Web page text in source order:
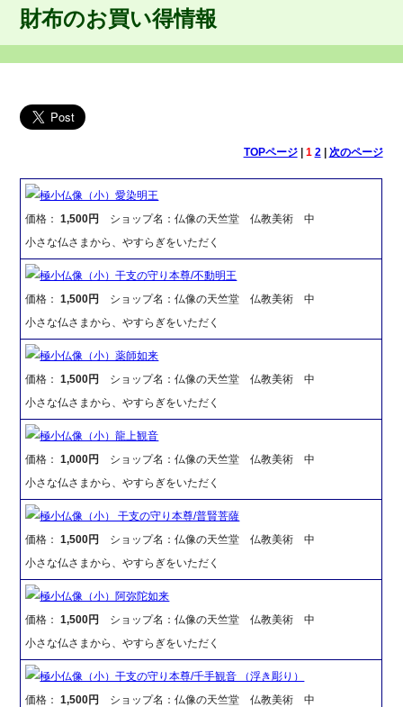
財布のお買い得情報
TOPページ| 1 2| 次のページ
極小仏像（小）愛染明王
価格：1,500円
ショップ名：仏像の天竺堂 仏教美術 中
小さな仏さまから、やすらぎをいただく
極小仏像（小）干支の守り本尊/不動明王
価格：1,500円
ショップ名：仏像の天竺堂 仏教美術 中
小さな仏さまから、やすらぎをいただく
極小仏像（小）薬師如来
価格：1,500円
ショップ名：仏像の天竺堂 仏教美術 中
小さな仏さまから、やすらぎをいただく
極小仏像（小）龍上観音
価格：1,000円
ショップ名：仏像の天竺堂 仏教美術 中
小さな仏さまから、やすらぎをいただく
極小仏像（小） 干支の守り本尊/普賢菩薩
価格：1,500円
ショップ名：仏像の天竺堂 仏教美術 中
小さな仏さまから、やすらぎをいただく
極小仏像（小）阿弥陀如来
価格：1,500円
ショップ名：仏像の天竺堂 仏教美術 中
小さな仏さまから、やすらぎをいただく
極小仏像（小）干支の守り本尊/千手観音 （浮き彫り）
価格：1,500円
ショップ名：仏像の天竺堂 仏教美術 中